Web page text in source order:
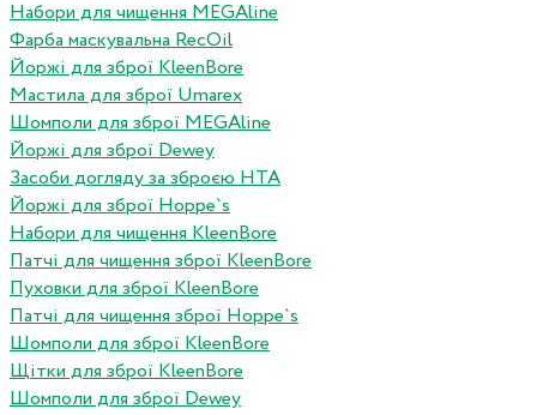
Набори для чищення MEGAline
Фарба маскувальна RecOil
Йоржі для зброї KleenBore
Мастила для зброї Umarex
Шомполи для зброї MEGAline
Йоржі для зброї Dewey
Засоби догляду за зброєю HTA
Йоржі для зброї Hoppe`s
Набори для чищення KleenBore
Патчі для чищення зброї KleenBore
Пуховки для зброї KleenBore
Патчі для чищення зброї Hoppe`s
Шомполи для зброї KleenBore
Щітки для зброї KleenBore
Шомполи для зброї Dewey